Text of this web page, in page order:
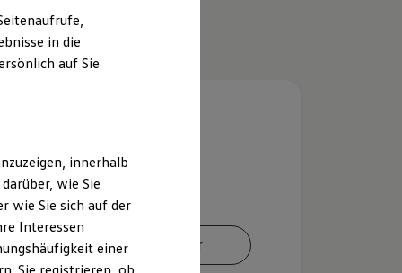
Ansprechpartner
in die
auf Sie
innerhalb
wie Sie
wie Sie sich auf der
Interessen
einer
Sie registrieren, ob